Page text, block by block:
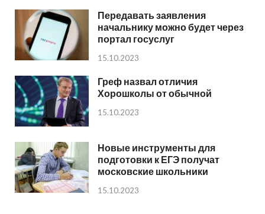
Передавать заявления
начальнику можно будет через
портал госуслуг
15.10.2023
Греф назвал отличия
Хорошколы от обычной
15.10.2023
Новые инструменты для
подготовки к ЕГЭ получат
московские школьники
15.10.2023